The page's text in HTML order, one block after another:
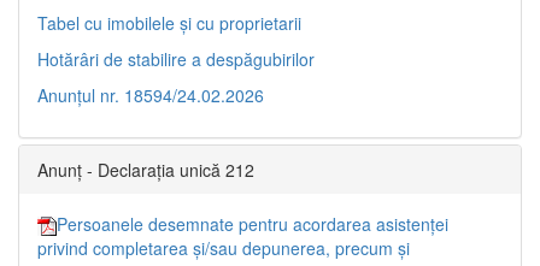
Tabel cu imobilele și cu proprietarii
Hotărâri de stabilire a despăgubirilor
Anunțul nr. 18594/24.02.2026
Anunț - Declarația unică 212
Persoanele desemnate pentru acordarea asistenței
privind completarea și/sau depunerea, precum și